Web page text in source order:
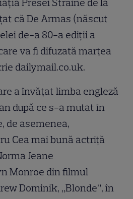
Presei Străine de la
că De Armas (născut
de-a 80-a ediții a
va fi difuzată marțea
dailymail.co.uk.
a învățat limba engleză
după ce s-a mutat în
de asemenea,
Cea mai bună actriță
Jeane
Monroe din filmul
Dominik, „Blonde”, în